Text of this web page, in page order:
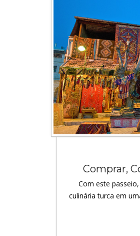
Comprar,
Com este
culinária turca em